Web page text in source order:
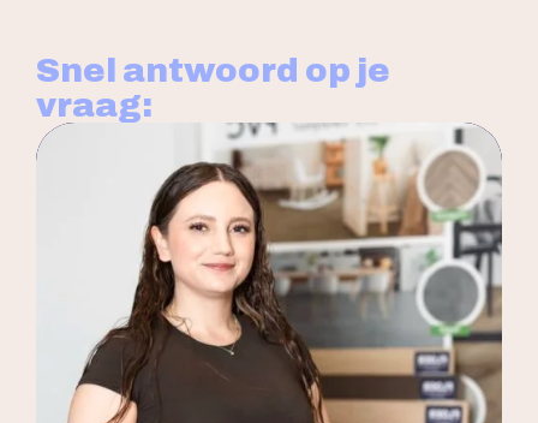
Snel antwoord op je
vraag: